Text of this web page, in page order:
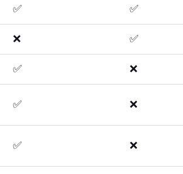
✅ ✅
❌ ✅
✅ ❌
✅ ❌
✅ ❌